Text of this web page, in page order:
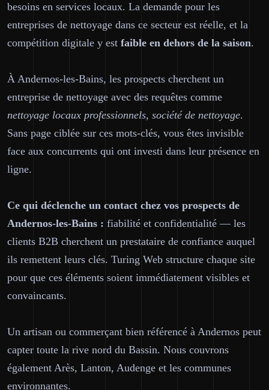
besoins en services locaux. La demande pour les
entreprises de nettoyage dans ce secteur est réelle, et la
compétition digitale y est faible en dehors de la saison.
À Andernos-les-Bains, les prospects cherchent un
entreprise de nettoyage avec des requêtes comme
nettoyage locaux professionnels, société de nettoyage.
Sans page ciblée sur ces mots-clés, vous êtes invisible
face aux concurrents qui ont investi dans leur présence en
ligne.
Ce qui déclenche un contact chez vos prospects de
Andernos-les-Bains : fiabilité et confidentialité — les
clients B2B cherchent un prestataire de confiance auquel
ils remettent leurs clés. Turing Web structure chaque site
pour que ces éléments soient immédiatement visibles et
convaincants.
Un artisan ou commerçant bien référencé à Andernos peut
capter toute la rive nord du Bassin. Nous couvrons
également Arès, Lanton, Audenge et les communes
environnantes.